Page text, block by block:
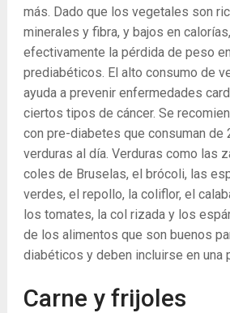
más. Dado que los vegetales son
minerales y fibra, y bajos en
efectivamente la pérdida de peso
prediabéticos. El alto consumo de
ayuda a prevenir enfermedades
ciertos tipos de cáncer. Se
con pre-diabetes que consuman de
verduras al día. Verduras como las
coles de Bruselas, el brócoli, las
verdes, el repollo, la coliflor, el
los tomates, la col rizada y los
de los alimentos que son buenos
diabéticos y deben incluirse en una
Carne y frijoles